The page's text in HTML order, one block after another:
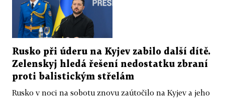
Rusko při úderu na Kyjev zabilo další dítě.
Zelenskyj hledá řešení nedostatku zbraní
proti balistickým střelám
Rusko v noci na sobotu znovu zaútočilo na Kyjev a jeho